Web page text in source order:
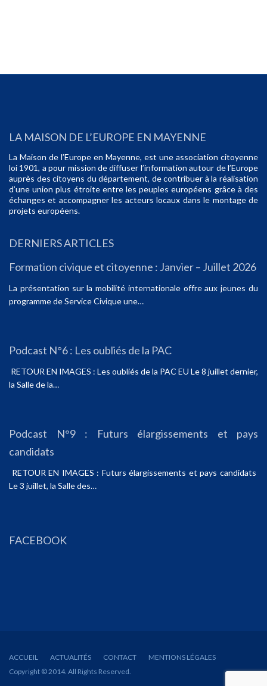
LA MAISON DE L’EUROPE EN MAYENNE
La Maison de l’Europe en Mayenne, est une association citoyenne
loi 1901, a pour mission de diffuser l’information autour de l’Europe
auprès des citoyens du département, de contribuer à la réalisation
d’une union plus étroite entre les peuples européens grâce à des
échanges et accompagner les acteurs locaux dans le montage de
projets européens.
DERNIERS ARTICLES
Formation civique et citoyenne : Janvier – Juillet 2026
La présentation sur la mobilité internationale offre aux jeunes du
programme de Service Civique une…
Podcast N°6 : Les oubliés de la PAC
RETOUR EN IMAGES : Les oubliés de la PAC EU Le 8 juillet dernier,
la Salle de la…
Podcast N°9 : Futurs élargissements et pays
candidats
RETOUR EN IMAGES : Futurs élargissements et pays candidats
Le 3 juillet, la Salle des…
FACEBOOK
ACCUEIL ACTUALITÉS CONTACT
MENTIONS LÉGALES
Copyright © 2014. All Rights Reserved.